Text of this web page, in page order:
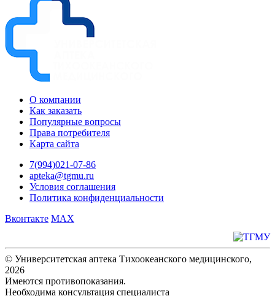
О компании
Как заказать
Популярные вопросы
Права потребителя
Карта сайта
7(994)021-07-86
apteka@tgmu.ru
Условия соглашения
Политика конфиденциальности
Вконтакте MAX
© Университетская аптека Тихоокеанского медицинского,
2026
Имеются противопоказания.
Необходима консультация специалиста